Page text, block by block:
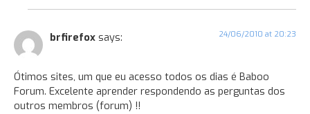
brfirefox says: 24/06/2010 at 20:23
Ótimos sites, um que eu acesso todos os dias é Baboo
Forum. Excelente aprender respondendo as perguntas dos
outros membros (forum) !!